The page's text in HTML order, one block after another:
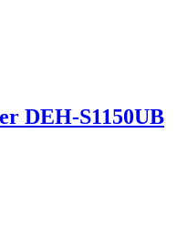
DEH-S1150UB